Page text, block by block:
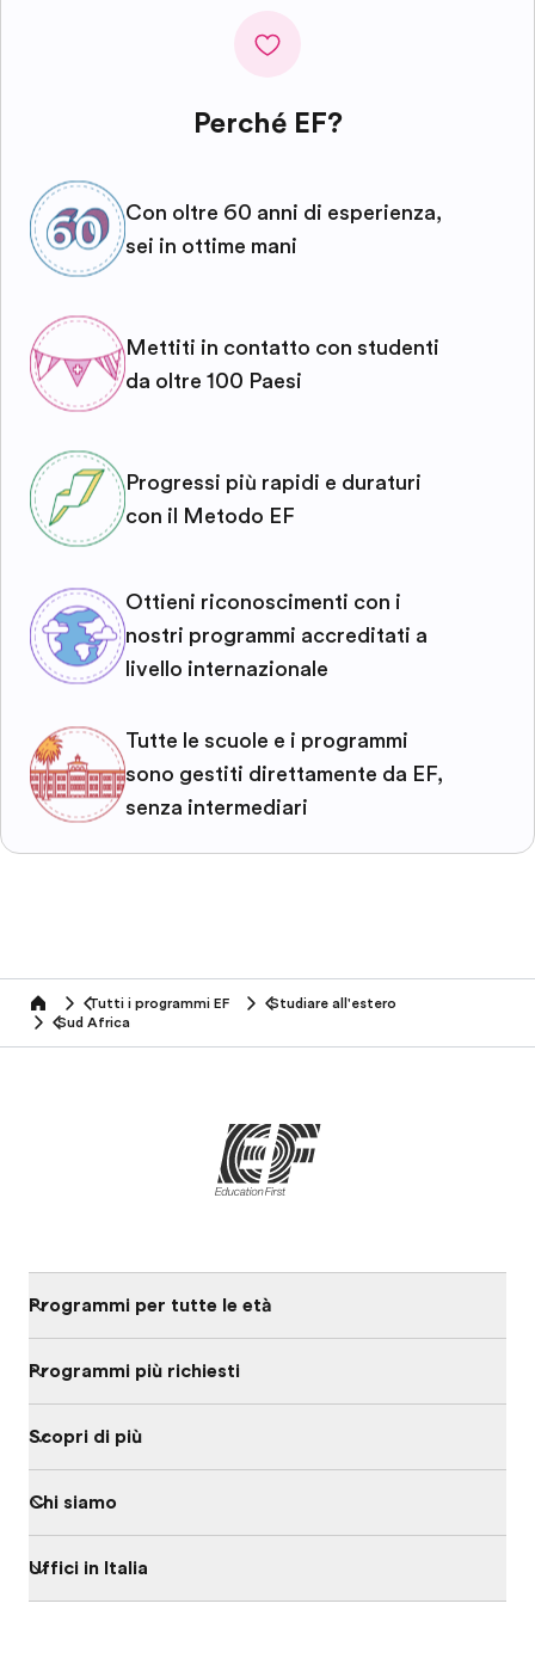
Perché EF?
Con oltre 60 anni di esperienza,
sei in ottime mani
Mettiti in contatto con studenti
da oltre 100 Paesi
Progressi più rapidi e duraturi
con il Metodo EF
Ottieni riconoscimenti con i
nostri programmi accreditati a
livello internazionale
Tutte le scuole e i programmi
sono gestiti direttamente da EF,
senza intermediari
home Tutti i programmi EF
Studiare all'estero
Sud Africa
Programmi per tutte le età
Programmi più richiesti
Scopri di più
Chi siamo
Uffici in Italia